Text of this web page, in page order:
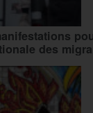
des